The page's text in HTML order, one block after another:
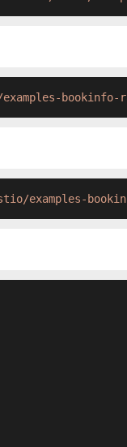
examples-